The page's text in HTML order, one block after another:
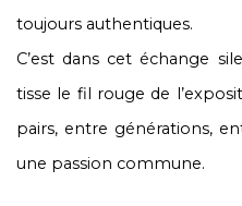
toujours authentiques.
C’est dans cet échange
tisse le fil rouge de
pairs, entre générations,
une passion commune.